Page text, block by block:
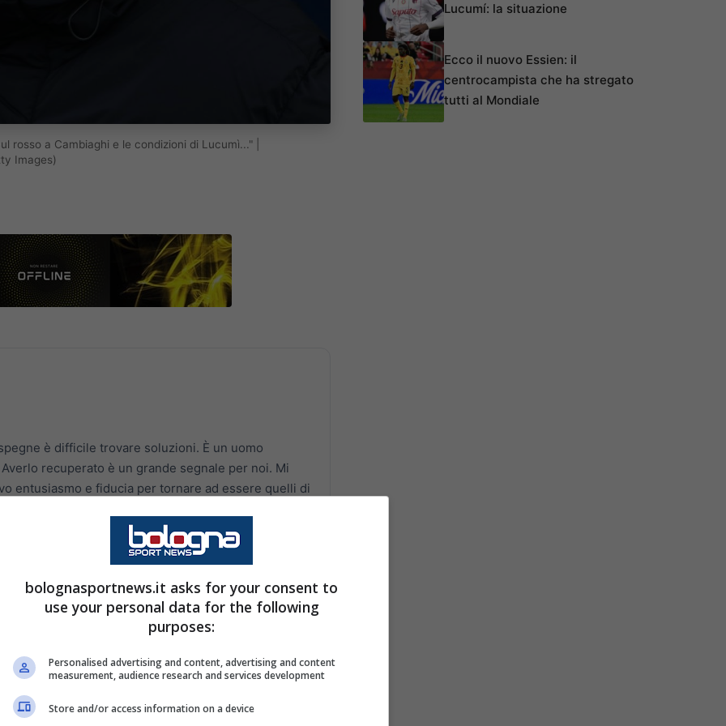
rosso a Cambiaghi e le condizioni di Lucumì..." |
Images)
è difficile trovare soluzioni. È un uomo
recuperato è un grande segnale per noi. Mi
entusiasmo e fiducia per tornare ad essere quelli di
di Orsolini
Non sta attraversando un grande
in campo chi ha più energia e
provare la carta da subentrato, era una strategia.
viene limitato ma ci ha giocato anche gli anni
dribbling e qualche gol alla Baturina".
Lucumí: la situazione
Ecco il nuovo Essien: il
centrocampista che ha stregato
tutti al Mondiale
bolognasportnews.it asks for your consent to
use your personal data for the following
purposes:
Personalised advertising and content, advertising and content
measurement, audience research and services development
Store and/or access information on a device